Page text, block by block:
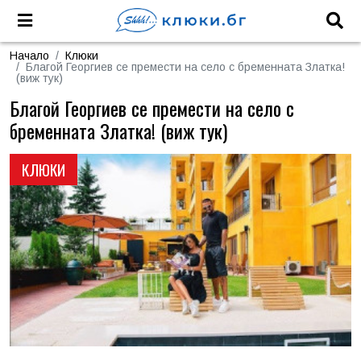
Начало
Клюки
Благой Георгиев се премести на село с бременната Златка!
(виж тук)
КЛЮКИ
Благой Георгиев се премести на село с
бременната Златка! (виж тук)